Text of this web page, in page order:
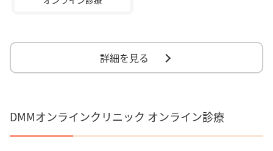
詳細を見る
DMMオンラインクリニック オンライン診療